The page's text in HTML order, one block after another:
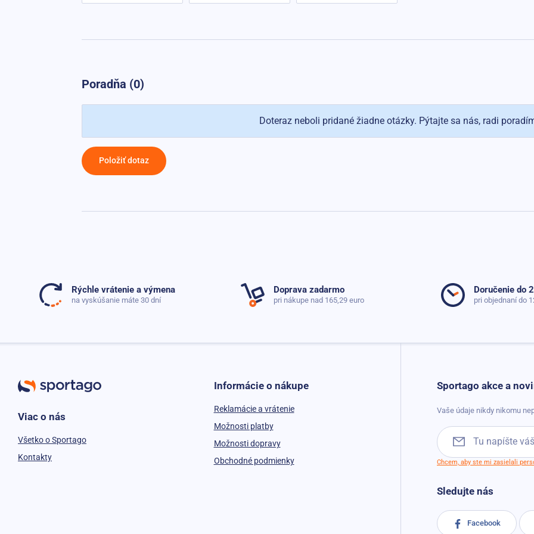
Poradňa (0)
Doteraz neboli pridané žiadne otázky. Pýtajte sa nás, radi
Položiť dotaz
Rýchle vrátenie a výmena
na vyskúšanie máte 30 dní
Doprava zadarmo
pri nákupe nad 165,29 euro
Doručenie do
pri objednaní do
Viac o nás
Všetko o Sportago
Kontakty
Informácie o nákupe
Reklamácie a vrátenie
Možnosti platby
Možnosti dopravy
Obchodné podmienky
Sportago akce a
Vaše údaje nikdy nikomu
Chcem, aby ste mi zasielali
Sledujte nás
Facebook